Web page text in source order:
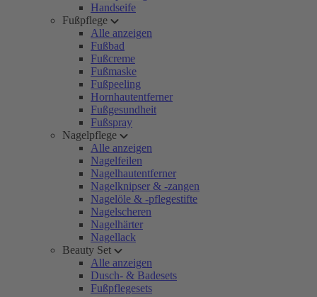
Handseife
Fußpflege
Alle anzeigen
Fußbad
Fußcreme
Fußmaske
Fußpeeling
Hornhautentferner
Fußgesundheit
Fußspray
Nagelpflege
Alle anzeigen
Nagelfeilen
Nagelhautentferner
Nagelknipser & -zangen
Nagelöle & -pflegestifte
Nagelscheren
Nagelhärter
Nagellack
Beauty Set
Alle anzeigen
Dusch- & Badesets
Fußpflegesets